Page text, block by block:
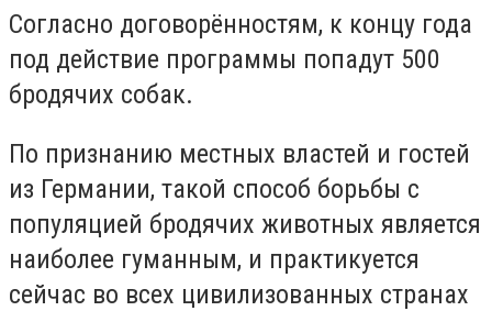
Согласно договорённостям, к концу года
под действие программы попадут 500
бродячих собак.
По признанию местных властей и гостей
из Германии, такой способ борьбы с
популяцией бродячих животных является
наиболее гуманным, и практикуется
сейчас во всех цивилизованных странах